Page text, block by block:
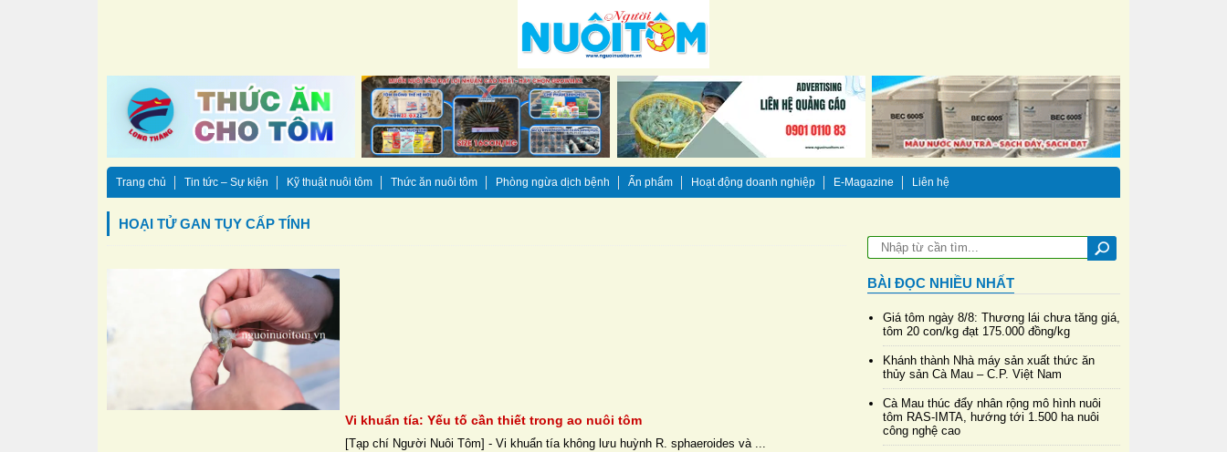
Trang chủ Tin tức – Sự kiện Kỹ thuật nuôi tôm Thức ăn nuôi tôm Phòng ngừa dịch bệnh Ấn phẩm Hoạt động doanh nghiệp E-Magazine Liên hệ
HOẠI TỬ GAN TỤY CẤP TÍNH
Vi khuẩn tía: Yếu tố cần thiết trong ao nuôi tôm
[Tạp chí Người Nuôi Tôm] - Vi khuẩn tía không lưu huỳnh R. sphaeroides và ...
BÀI ĐỌC NHIỀU NHẤT
Giá tôm ngày 8/8: Thương lái chưa tăng giá,
tôm 20 con/kg đạt 175.000 đồng/kg
Khánh thành Nhà máy sản xuất thức ăn
thủy sản Cà Mau – C.P. Việt Nam
Cà Mau thúc đẩy nhân rộng mô hình nuôi
tôm RAS-IMTA, hướng tới 1.500 ha nuôi
công nghệ cao